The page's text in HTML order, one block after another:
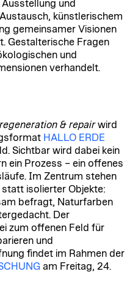
und
künstlerischem
gemeinsamer Visionen
Gestalterische Fragen
und
verhandelt.
& repairwird
HALLO ERDE
Sichtbar wird dabei kein
ein Prozess – ein offenes
Im Zentrum stehen
isolierter Objekte:
befragt, Naturfarben
Der
zum offenen Feld für
und
findet im Rahmen der
am Freitag, 24.